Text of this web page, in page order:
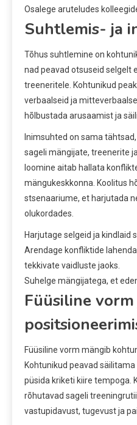
Osalege aruteludes
Suhtlemis- ja
Tõhus suhtlemine on
nad peavad otsuseid selgelt
treeneritele. Kohtunikud
verbaalseid ja
hõlbustada arusaamist ja
Inimsuhted on sama
sageli mängijate, treenerite
loomine aitab hallata
mängukeskkonna. Koolitus
stsenaariume, et harjutada
olukordades.
Harjutage selgeid ja kindlaid
Arendage konfliktide
tekkivate vaidluste jaoks.
Suhelge mängijatega, et
Füüsiline vorm
Füüsiline vorm mängib
Kohtunikud peavad
püsida kriketi kiire tempoga.
rõhutavad sageli
vastupidavust, tugevust ja